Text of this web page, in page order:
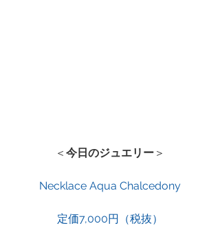
＜ 今日のジュエリー ＞
Necklace Aqua Chalcedony
定価7,000円（税抜）